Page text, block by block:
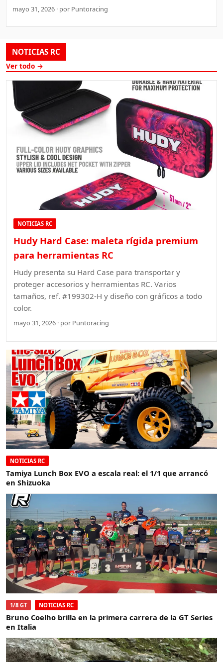
mayo 31, 2026 · por Puntoracing
NOTICIAS RC
Ver todo →
NOTICIAS RC
Hudy Hard Case: maleta rígida premium
para herramientas RC
Hudy presenta su Hard Case para transportar y
proteger accesorios y herramientas RC. Varios
tamaños, ref. #199302-H y diseño con gráficos a todo
color.
mayo 31, 2026 · por Puntoracing
NOTICIAS RC
Tamiya Lunch Box EVO a escala real: el 1/1 que arrancó
en Shizuoka
1/8 GT NOTICIAS RC
Bruno Coelho brilla en la primera carrera de la GT Series
en Italia